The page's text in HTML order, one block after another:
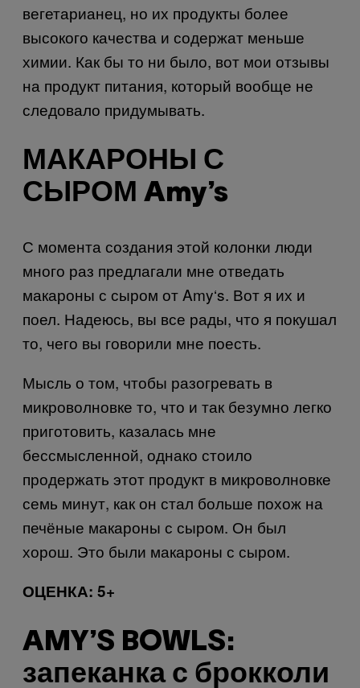
вегетарианец, но их продукты более
высокого качества и содержат меньше
химии. Как бы то ни было, вот мои отзывы
на продукт питания, который вообще не
следовало придумывать.
МАКАРОНЫ С
СЫРОМ Amy’s
С момента создания этой колонки люди
много раз предлагали мне отведать
макароны с сыром от Amy‘s. Вот я их и
поел. Надеюсь, вы все рады, что я покушал
то, чего вы говорили мне поесть.
Мысль о том, чтобы разогревать в
микроволновке то, что и так безумно легко
приготовить, казалась мне
бессмысленной, однако стоило
продержать этот продукт в микроволновке
семь минут, как он стал больше похож на
печёные макароны с сыром. Он был
хорош. Это были макароны с сыром.
ОЦЕНКА: 5+
AMY’S BOWLS:
запеканка с брокколи